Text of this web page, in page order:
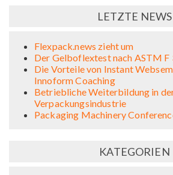
LETZTE NEWS
Flexpack.news zieht um
Der Gelboflextest nach ASTM F
Die Vorteile von Instant
Innoform Coaching
Betriebliche Weiterbildung in
Verpackungsindustrie
Packaging Machinery
KATEGORIEN